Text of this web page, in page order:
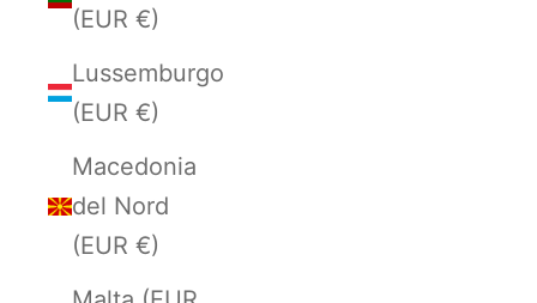
(EUR €)
Lussemburgo
(EUR €)
Macedonia
del Nord
(EUR €)